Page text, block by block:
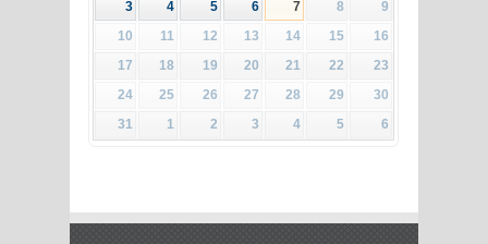
3
4 5 6 7 8
9
10
11 12 13 14 15
16
17
18 19 20 21 22
23
24
25 26 27 28 29
30
31
1 2 3 4 5 6